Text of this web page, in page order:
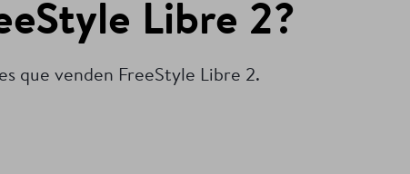
Libre 2?
que venden FreeStyle Libre 2.